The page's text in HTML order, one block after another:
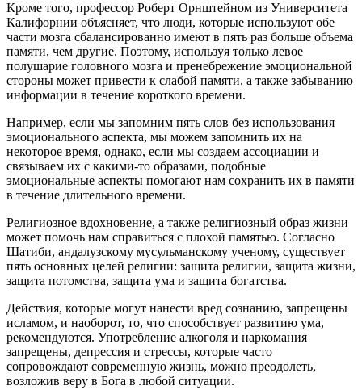
Кроме того, профессор Роберт Орнштейном из Университета
Калифорнии объясняет, что люди, которые используют обе
части мозга сбалансированно имеют в пять раз больше объема
памяти, чем другие. Поэтому, используя только левое
полушарие головного мозга и пренебрежение эмоциональной
стороны может привести к слабой памяти, а также забыванию
информации в течение короткого времени.
Например, если мы запомним пять слов без использования
эмоционального аспекта, мы можем запомнить их на
некоторое время, однако, если мы создаем ассоциации и
связываем их с какими-то образами, подобные
эмоциональные аспекты помогают нам сохранить их в памяти
в течение длительного времени.
Религиозное вдохновение, а также религиозный образ жизни
может помочь нам справиться с плохой памятью. Согласно
Шатиби, андалузскому мусульманскому ученому, существует
пять основных целей религии: защита религии, защита жизни,
защита потомства, защита ума и защита богатства.
Действия, которые могут нанести вред сознанию, запрещены
исламом, и наоборот, то, что способствует развитию ума,
рекомендуются. Употребление алкоголя и наркомания
запрещены, депрессия и стрессы, которые часто
сопровождают современную жизнь, можно преодолеть,
возложив веру в Бога в любой ситуации.